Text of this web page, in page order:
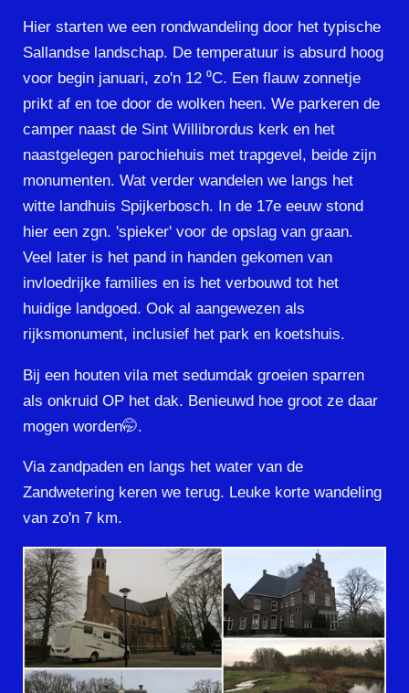
Hier starten we een rondwandeling door het typische
Sallandse landschap. De temperatuur is absurd hoog
voor begin januari, zo'n 12 ⁰C. Een flauw zonnetje
prikt af en toe door de wolken heen. We parkeren de
camper naast de Sint Willibrordus kerk en het
naastgelegen parochiehuis met trapgevel, beide zijn
monumenten. Wat verder wandelen we langs het
witte landhuis Spijkerbosch. In de 17e eeuw stond
hier een zgn. 'spieker' voor de opslag van graan.
Veel later is het pand in handen gekomen van
invloedrijke families en is het verbouwd tot het
huidige landgoed. Ook al aangewezen als
rijksmonument, inclusief het park en koetshuis.
Bij een houten vila met sedumdak groeien sparren
als onkruid OP het dak. Benieuwd hoe groot ze daar
mogen worden🤭.
Via zandpaden en langs het water van de
Zandwetering keren we terug. Leuke korte wandeling
van zo'n 7 km.